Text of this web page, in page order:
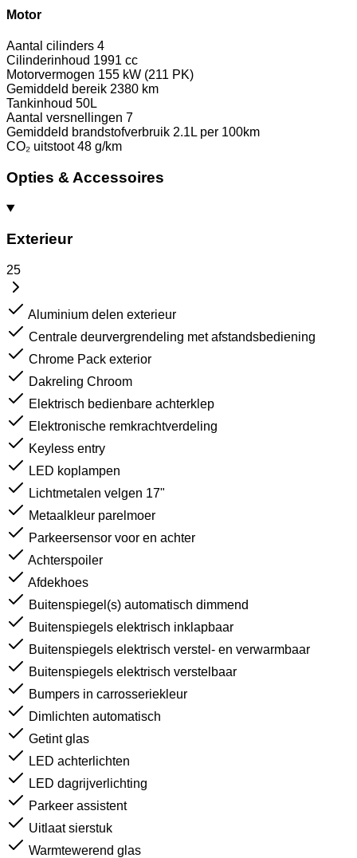
Motor
Aantal cilinders 4
Cilinderinhoud 1991 cc
Motorvermogen 155 kW (211 PK)
Gemiddeld bereik 2380 km
Tankinhoud 50L
Aantal versnellingen 7
Gemiddeld brandstofverbruik 2.1L per 100km
CO₂ uitstoot 48 g/km
Opties & Accessoires
Exterieur
25
Aluminium delen exterieur
Centrale deurvergrendeling met afstandsbediening
Chrome Pack exterior
Dakreling Chroom
Elektrisch bedienbare achterklep
Elektronische remkrachtverdeling
Keyless entry
LED koplampen
Lichtmetalen velgen 17"
Metaalkleur parelmoer
Parkeersensor voor en achter
Achterspoiler
Afdekhoes
Buitenspiegel(s) automatisch dimmend
Buitenspiegels elektrisch inklapbaar
Buitenspiegels elektrisch verstel- en verwarmbaar
Buitenspiegels elektrisch verstelbaar
Bumpers in carrosseriekleur
Dimlichten automatisch
Getint glas
LED achterlichten
LED dagrijverlichting
Parkeer assistent
Uitlaat sierstuk
Warmtewerend glas